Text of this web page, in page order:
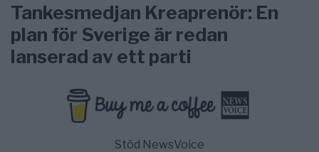
Tankesmedjan Kreaprenör: En
plan för Sverige är redan
lanserad av ett parti
Stöd NewsVoice